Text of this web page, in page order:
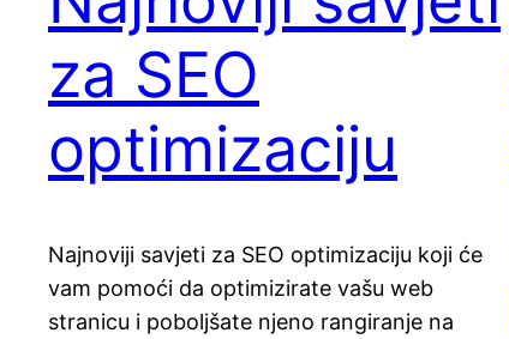
za SEO
optimizaciju
Najnoviji savjeti za SEO optimizaciju koji će
vam pomoći da optimizirate vašu web
stranicu i poboljšate njeno rangiranje na